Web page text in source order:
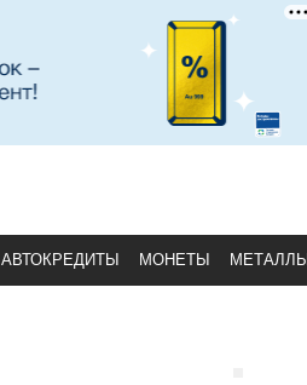
АВТОКРЕДИТЫ МОНЕТЫ МЕТАЛЛЫ